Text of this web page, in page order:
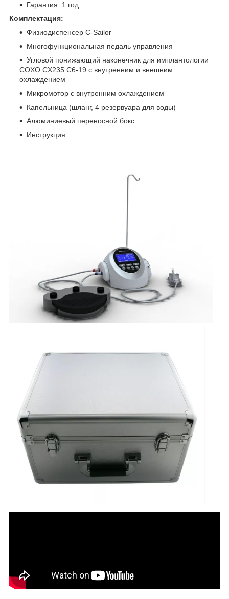
Гарантия: 1 год
Комплектация:
Физиодиспенсер C-Sailor
Многофункциональная педаль управления
Угловой понижающий наконечник для имплантологии
COXO CX235 C6-19 с внутренним и внешним
охлаждением
Микромотор с внутренним охлаждением
Капельница (шланг, 4 резервуара для воды)
Алюминиевый переносной бокс
Инструкция